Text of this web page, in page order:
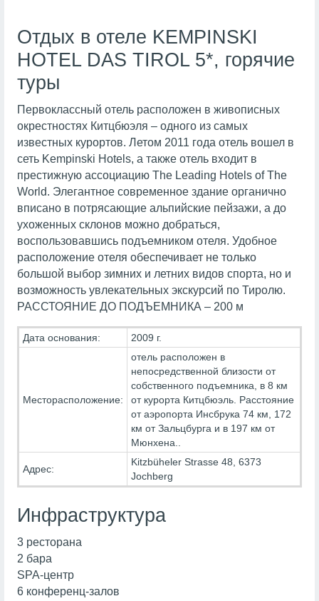
Отдых в отеле KEMPINSKI
HOTEL DAS TIROL 5*, горячие
туры
Первоклассный отель расположен в живописных
окрестностях Китцбюэля – одного из самых
известных курортов. Летом 2011 года отель вошел в
сеть Kempinski Hotels, а также отель входит в
престижную ассоциацию The Leading Hotels of The
World. Элегантное современное здание органично
вписано в потрясающие альпийские пейзажи, а до
ухоженных склонов можно добраться,
воспользовавшись подъемником отеля. Удобное
расположение отеля обеспечивает не только
большой выбор зимних и летних видов спорта, но и
возможность увлекательных экскурсий по Тиролю.
РАССТОЯНИЕ ДО ПОДЪЕМНИКА – 200 м
Дата основания: 2009 г.
Месторасположение:
отель расположен в
непосредственной близости от
собственного подъемника, в 8 км
от курорта Китцбюэль. Расстояние
от аэропорта Инсбрука 74 км, 172
км от Зальцбурга и в 197 км от
Мюнхена..
Адрес:
Kitzbüheler Strasse 48, 6373
Jochberg
Инфраструктура
3 ресторана
2 бара
SPA-центр
6 конференц-залов